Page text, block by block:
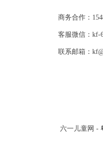
商务合作：
客服微信：kf-
联系邮箱：
六一儿童网 -